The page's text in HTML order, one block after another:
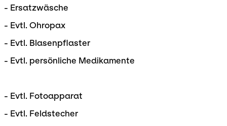
- Ersatzwäsche
- Evtl. Ohropax
- Evtl. Blasenpflaster
- Evtl. persönliche Medikamente
- Evtl. Fotoapparat
- Evtl. Feldstecher